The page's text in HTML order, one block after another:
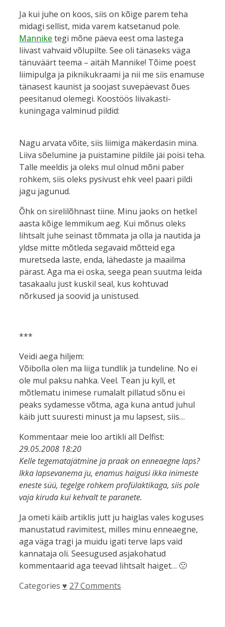
Ja kui juhe on koos, siis on kõige parem teha
midagi sellist, mida varem katsetanud pole.
Mannike tegi mõne päeva eest oma lastega
liivast vahvaid võlupilte. See oli tänaseks väga
tänuväärt teema – aitäh Mannike! Tõime poest
liimipulga ja piknikukraami ja nii me siis enamuse
tänasest kaunist ja soojast suvepäevast õues
peesitanud olemegi. Koostöös liivakasti-
kuningaga valminud pildid:
Nagu arvata võite, siis liimiga mäkerdasin mina.
Liiva sõelumine ja puistamine pildile jäi poisi teha.
Talle meeldis ja oleks mul olnud mõni paber
rohkem, siis oleks pysivust ehk veel paari pildi
jagu jagunud.
Õhk on sirelilõhnast tiine. Minu jaoks on hetkel
aasta kõige lemmikum aeg. Kui mõnus oleks
lihtsalt juhe seinast tõmmata ja olla ja nautida ja
yldse mitte mõtleda segavaid mõtteid ega
muretseda laste, enda, lähedaste ja maailma
pärast. Aga ma ei oska, seega pean suutma leida
tasakaalu just kuskil seal, kus kohtuvad
nõrkused ja soovid ja unistused.
***
Veidi aega hiljem:
Võibolla olen ma liiga tundlik ja tundeline. No ei
ole mul paksu nahka. Veel. Tean ju kyll, et
mõtlematu inimese rumalalt pillatud sõnu ei
peaks sydamesse võtma, aga kuna antud juhul
käib jutt suuresti minust ja mu lapsest, siis…
Kommentaar meie loo artikli all Delfist:
29.05.2008 18:20
Kelle tegematajätmine ja praak on enneaegne laps?
Ikka lapsevanema ju, enamus haigusi ikka inimeste
eneste süü, tegelge rohkem profülaktikaga, siis pole
vaja kiruda kui kehvalt te paranete.
Ja ometi käib artiklis jutt ju haiglas vales koguses
manustatud ravimitest, milles minu enneaegne,
aga väga tragi ja muidu igati terve laps vaid
kannataja oli. Seesugused asjakohatud
kommentaarid aga teevad lihtsalt haiget… 🙁
Categories ♥ 27 Comments